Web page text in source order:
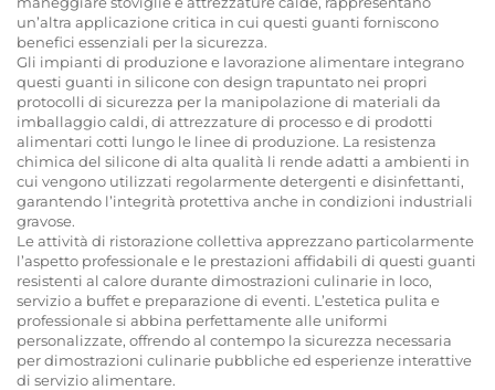
un’altra applicazione critica in cui questi guanti forniscono
benefici essenziali per la sicurezza.
Gli impianti di produzione e lavorazione alimentare integrano
questi guanti in silicone con design trapuntato nei propri
protocolli di sicurezza per la manipolazione di materiali da
imballaggio caldi, di attrezzature di processo e di prodotti
alimentari cotti lungo le linee di produzione. La resistenza
chimica del silicone di alta qualità li rende adatti a ambienti in
cui vengono utilizzati regolarmente detergenti e disinfettanti,
garantendo l’integrità protettiva anche in condizioni industriali
gravose.
Le attività di ristorazione collettiva apprezzano particolarmente
l’aspetto professionale e le prestazioni affidabili di questi guanti
resistenti al calore durante dimostrazioni culinarie in loco,
servizio a buffet e preparazione di eventi. L’estetica pulita e
professionale si abbina perfettamente alle uniformi
personalizzate, offrendo al contempo la sicurezza necessaria
per dimostrazioni culinarie pubbliche ed esperienze interattive
di servizio alimentare.